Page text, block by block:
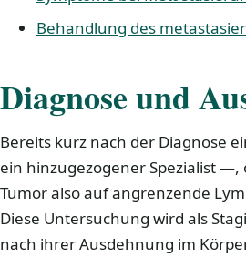
Behandlung des
Diagnose und
Bereits kurz nach der Diagnose
ein hinzugezogener Spezialist
Tumor also auf angrenzende
Diese Untersuchung wird als
nach ihrer Ausdehnung im